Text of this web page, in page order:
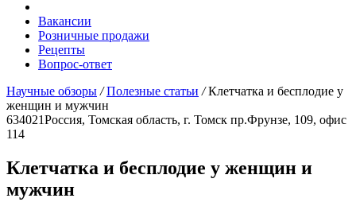
Вакансии
Розничные продажи
Рецепты
Вопрос-ответ
Научные обзоры / Полезные статьи / Клетчатка и бесплодие у
женщин и мужчин
634021Россия, Томская область, г. Томск пр.Фрунзе, 109, офис
114
Клетчатка и бесплодие у женщин и
мужчин